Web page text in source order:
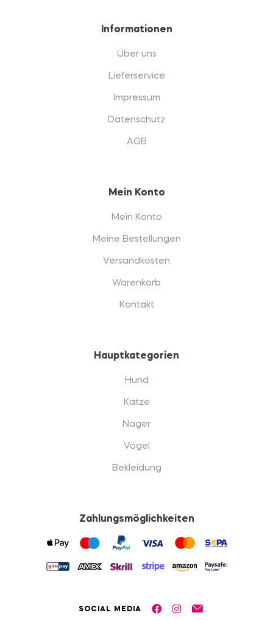
Informationen
Über uns
Lieferservice
Impressum
Datenschutz
AGB
Mein Konto
Mein Konto
Meine Bestellungen
Versandkosten
Warenkorb
Kontakt
Hauptkategorien
Hund
Katze
Nager
Vögel
Bekleidung
Zahlungsmöglichkeiten
SOCIAL MEDIA